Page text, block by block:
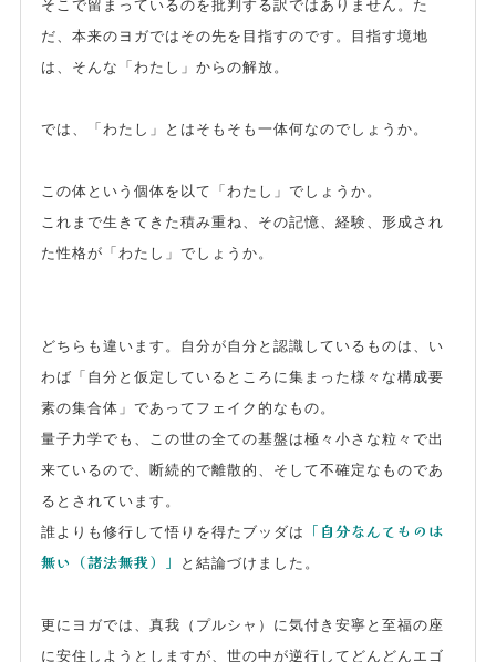
そこで留まっているのを批判する訳ではありません。た
だ、本来のヨガではその先を目指すのです。目指す境地
は、そんな「わたし」からの解放。
では、「わたし」とはそもそも一体何なのでしょうか。
この体という個体を以て「わたし」でしょうか。
これまで生きてきた積み重ね、その記憶、経験、形成され
た性格が「わたし」でしょうか。
どちらも違います。自分が自分と認識しているものは、い
わば「自分と仮定しているところに集まった様々な構成要
素の集合体」であってフェイク的なもの。
量子力学でも、この世の全ての基盤は極々小さな粒々で出
来ているので、断続的で離散的、そして不確定なものであ
るとされています。
誰よりも修行して悟りを得たブッダは
「自分なんてものは
無い（諸法無我）」
と結論づけました。
更にヨガでは、真我（プルシャ）に気付き安寧と至福の座
に安住しようとしますが、世の中が逆行してどんどんエゴ